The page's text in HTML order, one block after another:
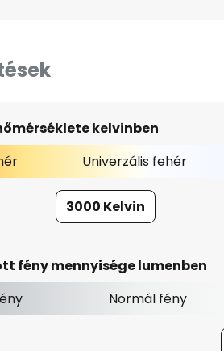
kelvinben
Univerzális fehér
3000 Kelvin
fény mennyisége lumenben
Normál fény